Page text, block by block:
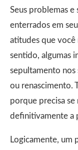
Seus problemas e
enterrados em
atitudes que você
sentido, algumas
sepultamento nos
ou renascimento.
porque precisa
definitivamente a
Logicamente, um